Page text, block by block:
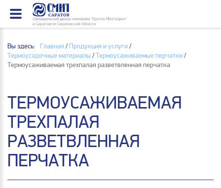
Вы здесь: Главная /Продукция и услуги/
Термоусадочные материалы /Термоусаживаемые перчатки/
Термоусаживаемая трехпалая разветвленная перчатка
ТЕРМОУСАЖИВАЕМАЯ
ТРЕХПАЛАЯ
РАЗВЕТВЛЕННАЯ
ПЕРЧАТКА